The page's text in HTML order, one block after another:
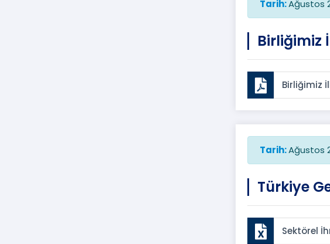
Tarih:Ağustos
Birliğimiz
Birliğimiz
Tarih:Ağustos
Türkiye
Sektörel